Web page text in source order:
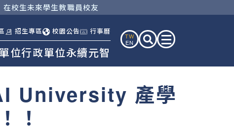
在校生未來學生教職員校友
招生專區 校園公告 行事曆
位行政單位永續元智
TW
EN
University 產學
！